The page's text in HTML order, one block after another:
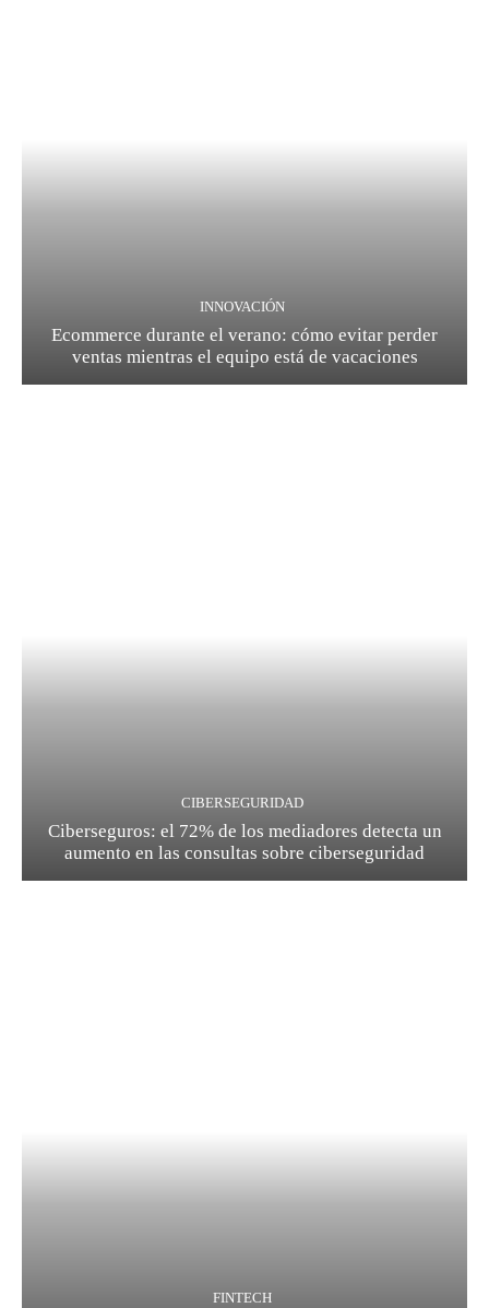
INNOVACIÓN
Ecommerce durante el verano: cómo evitar perder
ventas mientras el equipo está de vacaciones
CIBERSEGURIDAD
Ciberseguros: el 72% de los mediadores detecta un
aumento en las consultas sobre ciberseguridad
FINTECH